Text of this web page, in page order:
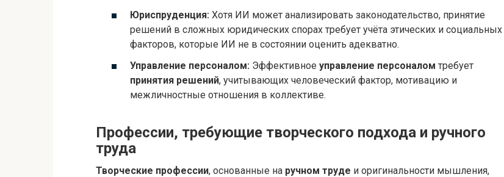
Юриспруденция: Хотя ИИ может анализировать законодательство, принятие
решений в сложных юридических спорах требует учёта этических и социальных
факторов, которые ИИ не в состоянии оценить адекватно.
Управление персоналом: Эффективное управление персоналом требует
принятия решений, учитывающих человеческий фактор, мотивацию и
межличностные отношения в коллективе.
Профессии, требующие творческого подхода и ручного
труда
Творческие профессии, основанные на ручном труде и оригинальности мышления,